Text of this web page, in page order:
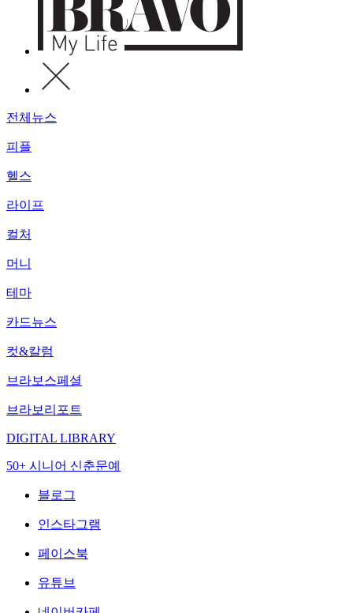
전체뉴스
피플
헬스
라이프
컬처
머니
테마
카드뉴스
컷&칼럼
브라보스페셜
브라보리포트
DIGITAL LIBRARY
50+ 시니어 신춘문예
블로그
인스타그램
페이스북
유튜브